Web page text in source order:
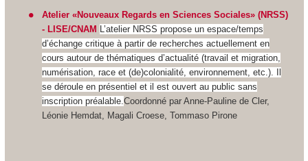
Atelier «Nouveaux Regards en Sciences Sociales» (NRSS)
- LISE/CNAM L’atelier NRSS propose un espace/temps
d’échange critique à partir de recherches actuellement en
cours autour de thématiques d’actualité (travail et migration,
numérisation, race et (de)colonialité, environnement, etc.). Il
se déroule en présentiel et il est ouvert au public sans
inscription préalable.Coordonné par Anne-Pauline de Cler,
Léonie Hemdat, Magali Croese, Tommaso Pirone